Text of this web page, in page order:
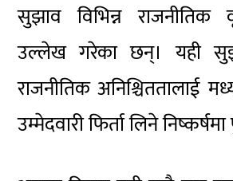
सुझाव विभिन्न राजनीतिक
उल्लेख गरेका छन्। यही
राजनीतिक अनिश्चिततालाई
उम्मेदवारी फिर्ता लिने